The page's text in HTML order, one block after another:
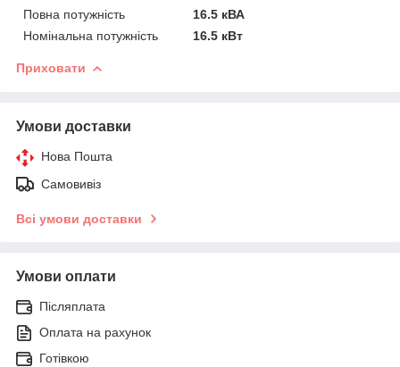
Повна потужність
16.5 кВА
Номінальна потужність
16.5 кВт
Приховати
Умови доставки
Нова Пошта
Самовивіз
Всі умови доставки
Умови оплати
Післяплата
Оплата на рахунок
Готівкою